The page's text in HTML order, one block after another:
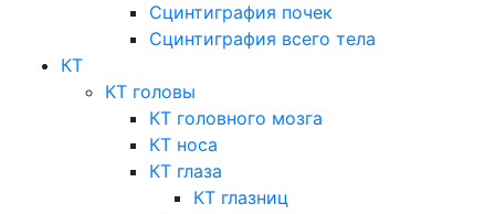
Сцинтиграфия почек
Сцинтиграфия всего тела
КТ
КТ головы
КТ головного мозга
КТ носа
КТ глаза
КТ глазниц